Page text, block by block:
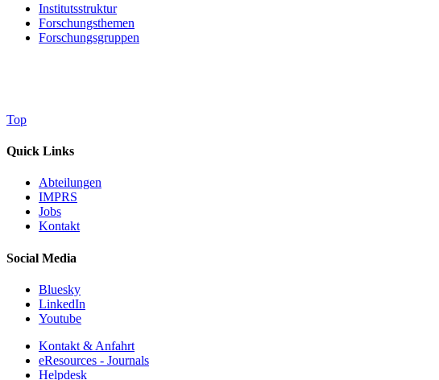
Institutsstruktur
Forschungsthemen
Forschungsgruppen
Top
Quick Links
Abteilungen
IMPRS
Jobs
Kontakt
Social Media
Bluesky
LinkedIn
Youtube
Kontakt & Anfahrt
eResources - Journals
Helpdesk